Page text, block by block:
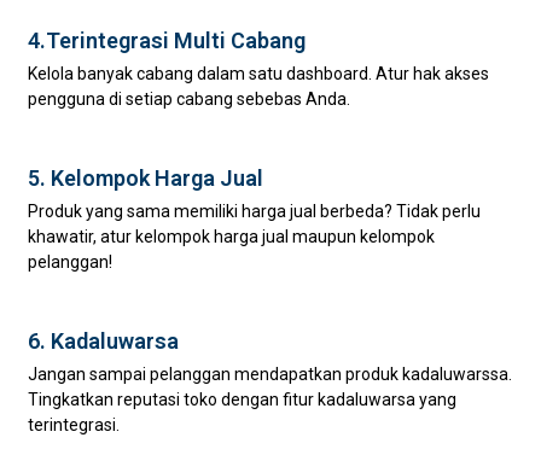
4.Terintegrasi Multi Cabang
Kelola banyak cabang dalam satu dashboard. Atur hak akses
pengguna di setiap cabang sebebas Anda.
5. Kelompok Harga Jual
Produk yang sama memiliki harga jual berbeda? Tidak perlu
khawatir, atur kelompok harga jual maupun kelompok
pelanggan!
6. Kadaluwarsa
Jangan sampai pelanggan mendapatkan produk kadaluwarssa.
Tingkatkan reputasi toko dengan fitur kadaluwarsa yang
terintegrasi.